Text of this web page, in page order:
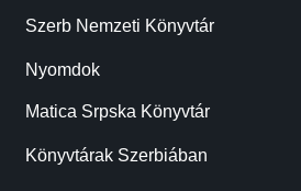
Szerb Nemzeti Könyvtár
Nyomdok
Matica Srpska Könyvtár
Könyvtárak Szerbiában